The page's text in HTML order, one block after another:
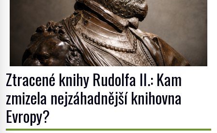
Ztracené knihy Rudolfa II.: Kam
zmizela nejzáhadnější knihovna
Evropy?